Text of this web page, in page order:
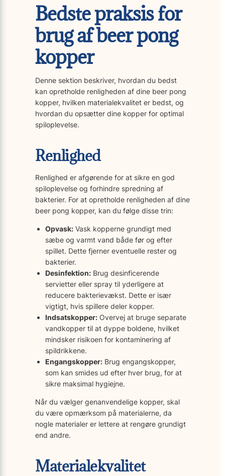
Bedste praksis for
brug af beer pong
kopper
Denne sektion beskriver, hvordan du bedst
kan opretholde renligheden af dine beer pong
kopper, hvilken materialekvalitet er bedst, og
hvordan du opsætter dine kopper for optimal
spiloplevelse.
Renlighed
Renlighed er afgørende for at sikre en god
spiloplevelse og forhindre spredning af
bakterier. For at opretholde renligheden af dine
beer pong kopper, kan du følge disse trin:
Opvask: Vask kopperne grundigt med
sæbe og varmt vand både før og efter
spillet. Dette fjerner eventuelle rester og
bakterier.
Desinfektion: Brug desinficerende
servietter eller spray til yderligere at
reducere bakterievækst. Dette er især
vigtigt, hvis spillere deler kopper.
Indsatskopper: Overvej at bruge separate
vandkopper til at dyppe boldene, hvilket
mindsker risikoen for kontaminering af
spildrikkene.
Engangskopper: Brug engangskopper,
som kan smides ud efter hver brug, for at
sikre maksimal hygiejne.
Når du vælger genanvendelige kopper, skal
du være opmærksom på materialerne, da
nogle materialer er lettere at rengøre grundigt
end andre.
Materialekvalitet